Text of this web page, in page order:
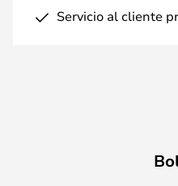
Servicio al cliente